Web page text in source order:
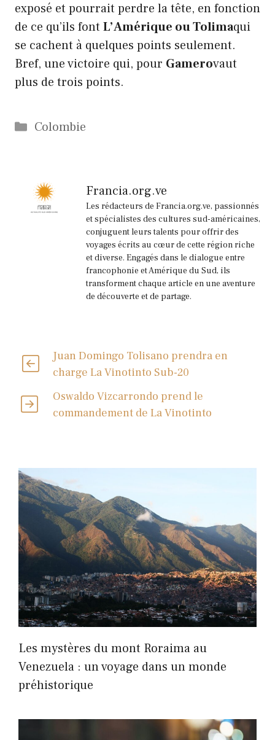
exposé et pourrait perdre la tête, en fonction
de ce qu’ils font L’Amérique ou Tolimaqui
se cachent à quelques points seulement.
Bref, une victoire qui, pour Gamerovaut
plus de trois points.
Catégories
Colombie
Francia.org.ve
Les rédacteurs de Francia.org.ve, passionnés
et spécialistes des cultures sud-américaines,
conjuguent leurs talents pour offrir des
voyages écrits au cœur de cette région riche
et diverse. Engagés dans le dialogue entre
francophonie et Amérique du Sud, ils
transforment chaque article en une aventure
de découverte et de partage.
Juan Domingo Tolisano prendra en
charge La Vinotinto Sub-20
Oswaldo Vizcarrondo prend le
commandement de La Vinotinto
Les mystères du mont Roraima au
Venezuela : un voyage dans un monde
préhistorique